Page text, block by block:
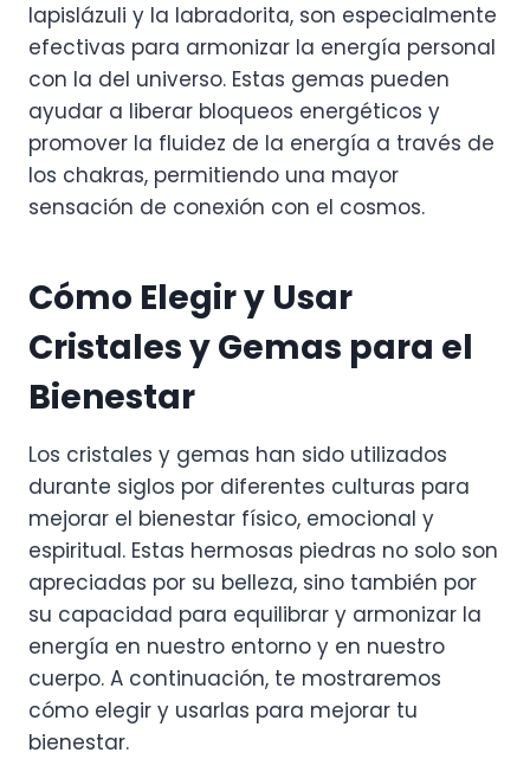
lapislázuli y la labradorita, son especialmente
efectivas para armonizar la energía personal
con la del universo. Estas gemas pueden
ayudar a liberar bloqueos energéticos y
promover la fluidez de la energía a través de
los chakras, permitiendo una mayor
sensación de conexión con el cosmos.
Cómo Elegir y Usar
Cristales y Gemas para el
Bienestar
Los cristales y gemas han sido utilizados
durante siglos por diferentes culturas para
mejorar el bienestar físico, emocional y
espiritual. Estas hermosas piedras no solo son
apreciadas por su belleza, sino también por
su capacidad para equilibrar y armonizar la
energía en nuestro entorno y en nuestro
cuerpo. A continuación, te mostraremos
cómo elegir y usarlas para mejorar tu
bienestar.